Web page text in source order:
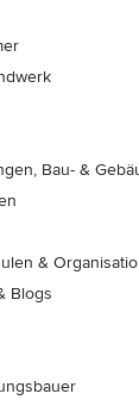
Bau- &
&
Blogs